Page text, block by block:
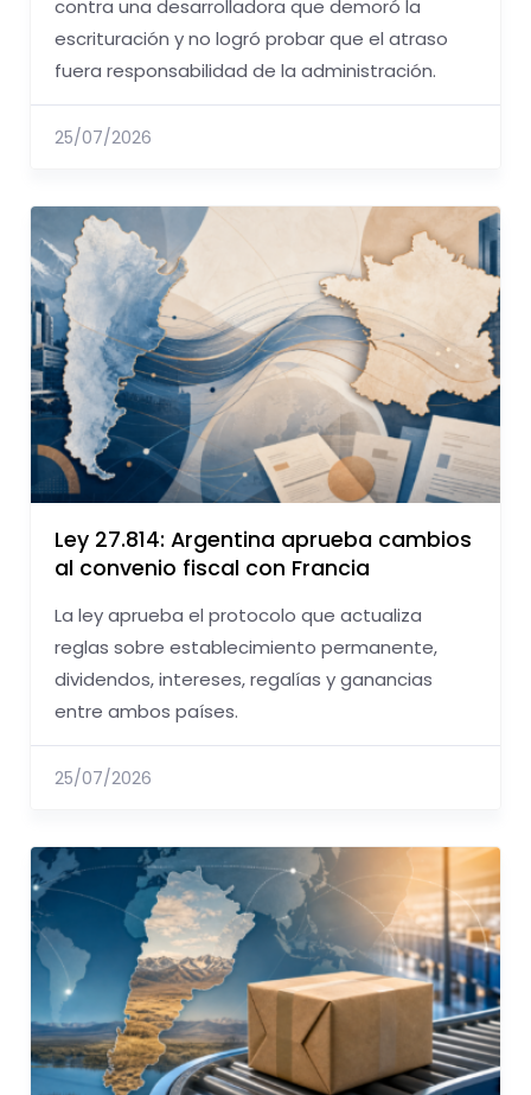
contra una desarrolladora que demoró la
escrituración y no logró probar que el atraso
fuera responsabilidad de la administración.
25/07/2026
Ley 27.814: Argentina aprueba cambios
al convenio fiscal con Francia
La ley aprueba el protocolo que actualiza
reglas sobre establecimiento permanente,
dividendos, intereses, regalías y ganancias
entre ambos países.
25/07/2026